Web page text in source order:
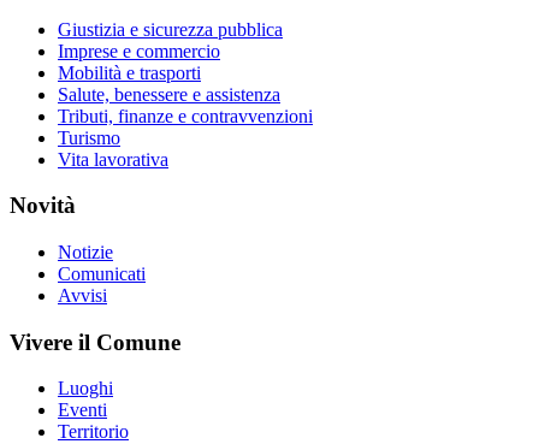
Giustizia e sicurezza pubblica
Imprese e commercio
Mobilità e trasporti
Salute, benessere e assistenza
Tributi, finanze e contravvenzioni
Turismo
Vita lavorativa
Novità
Notizie
Comunicati
Avvisi
Vivere il Comune
Luoghi
Eventi
Territorio